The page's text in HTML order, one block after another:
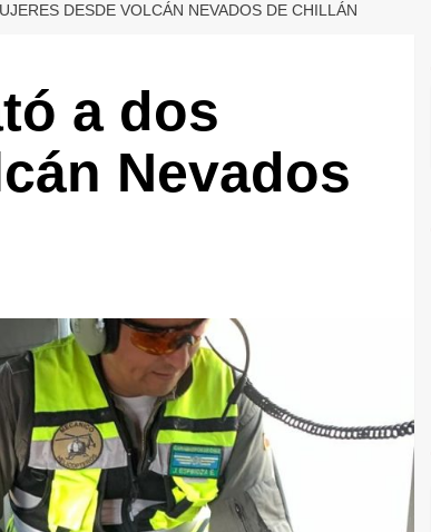
DESDE VOLCÁN NEVADOS DE CHILLÁN
a dos
Nevados